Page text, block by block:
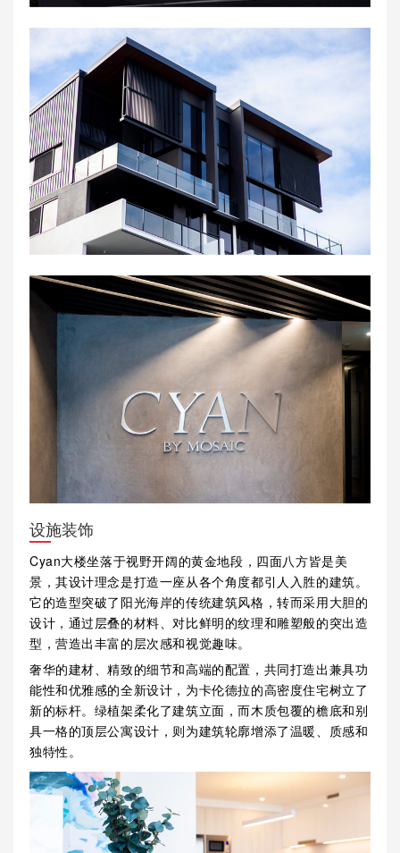
设施装饰
Cyan大楼坐落于视野开阔的黄金地段，四面八方皆是美
景，其设计理念是打造一座从各个角度都引人入胜的建筑。
它的造型突破了阳光海岸的传统建筑风格，转而采用大胆的
设计，通过层叠的材料、对比鲜明的纹理和雕塑般的突出造
型，营造出丰富的层次感和视觉趣味。
奢华的建材、精致的细节和高端的配置，共同打造出兼具功
能性和优雅感的全新设计，为卡伦德拉的高密度住宅树立了
新的标杆。绿植架柔化了建筑立面，而木质包覆的檐底和别
具一格的顶层公寓设计，则为建筑轮廓增添了温暖、质感和
独特性。